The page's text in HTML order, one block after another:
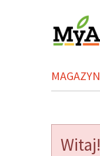
MAGAZYN
Witaj!